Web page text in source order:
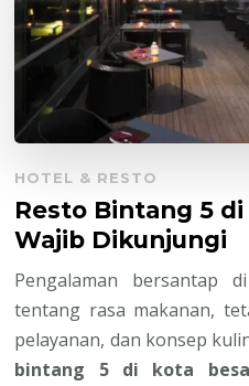
HOTEL & RESTO
Resto Bintang 5
Wajib Dikunjungi
Pengalaman bersantap
tentang rasa makanan,
pelayanan, dan konsep
bintang 5 di kota